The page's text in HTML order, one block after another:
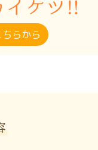
らから